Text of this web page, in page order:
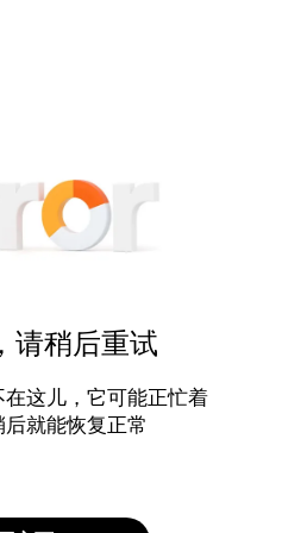
请稍后重试
这儿，它可能正忙着
就能恢复正常